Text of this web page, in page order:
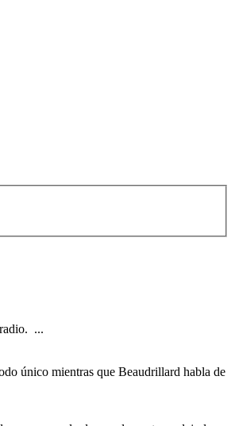
...
único mientras que Beaudrillard habla de